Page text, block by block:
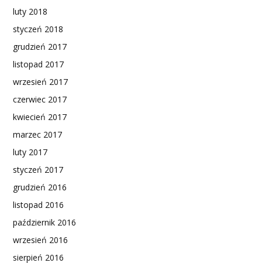
luty 2018
styczeń 2018
grudzień 2017
listopad 2017
wrzesień 2017
czerwiec 2017
kwiecień 2017
marzec 2017
luty 2017
styczeń 2017
grudzień 2016
listopad 2016
październik 2016
wrzesień 2016
sierpień 2016